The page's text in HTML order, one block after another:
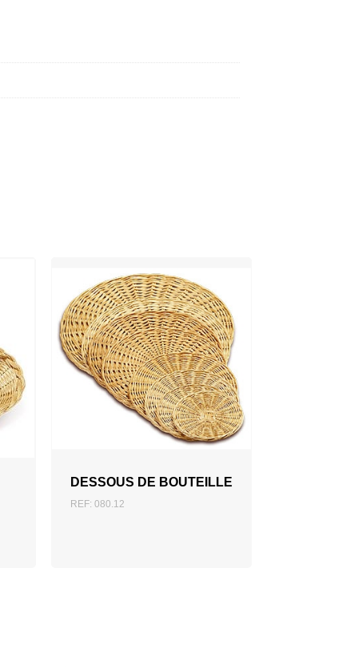
DESSOUS DE BOUTEILLE
REF: 080.12
AJOUTER AU DEVIS